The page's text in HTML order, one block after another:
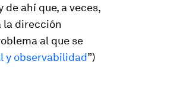
ahí que, a veces,
la dirección
al que se
y observabilidad”)